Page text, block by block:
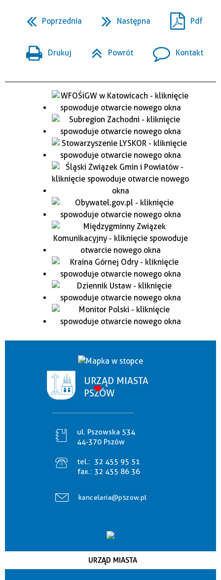
Poprzednia Następna Pdf
Drukuj Powrót Kontakt
URZĄD MIASTA
PSZÓW
ul. Pszowska 534
44-370 Pszów
tel.: 32 455 95 51
fax.: 32 455 86 36
kancelaria@pszow.pl
URZĄD MIASTA